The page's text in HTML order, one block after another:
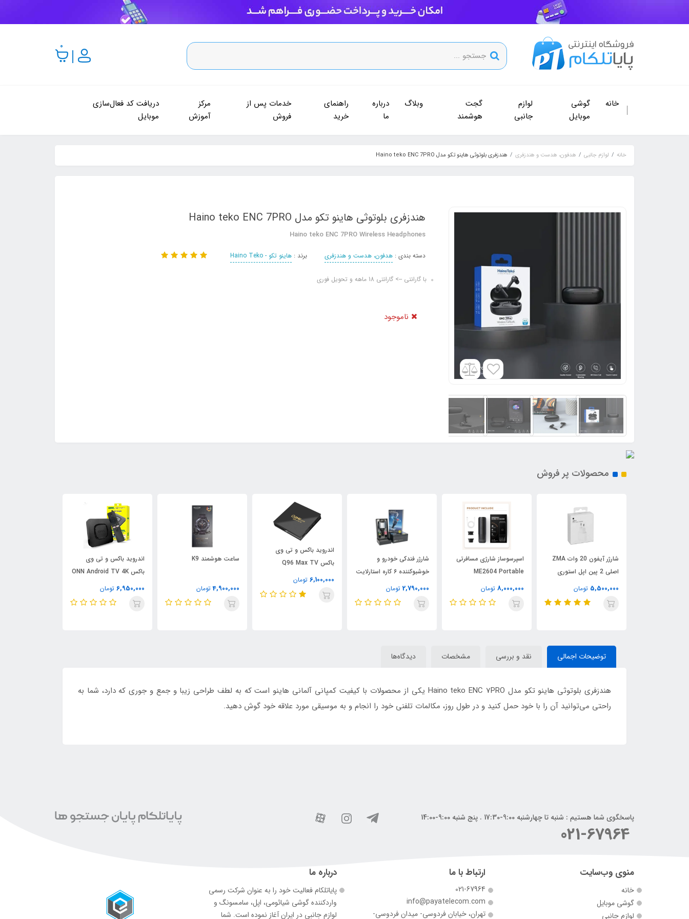
0
خانه
گوشی
موبایل
لوازم
جانبی
گجت
هوشمند
وبلاگ
درباره
ما
راهنمای
خرید
خدمات پس از
فروش
مرکز
آموزش
دریافت کد فعال‌سازی
موبایل
خانه لوازم جانبی هدفون، هدست و هندزفری هندزفری بلوتوثی هاینو تکو مدل Haino teko ENC 7PRO
هندزفری بلوتوثی هاینو تکو مدل Haino teko ENC 7PRO
Haino teko ENC 7PRO Wireless Headphones
دسته بندی : هدفون، هدست و هندزفری برند : هاینو تکو - Haino Teko
با گارانتی --> گارانتی 18 ماهه و تحویل فوری
ناموجود
محصولات پر فروش
شارژر آیفون 20 وات ZMA
اصلی 2 پین اپل استوری
5,500,000 تومان
اسپرسوساز شارژی مسافرتی
ME2604 Portable
Espresso Maker
8,000,000 تومان
شارژر فندکی خودرو و
خوشبوکننده ۶ کاره استارلایت
2,790,000 تومان
اندروید باکس و تی وی
باکس Q96 Max TV
6,100,000 تومان
ساعت هوشمند K9
4,900,000 تومان
اندروید باکس و تی وی
باکس ONN Android TV 4K
6,950,000 تومان
توضیحات اجمالی نقد و بررسی مشخصات دیدگاه‌ها
هندزفری بلوتوثی هاینو تکو مدل Haino teko ENC 7PRO یکی از محصولات با کیفیت کمپانی آلمانی هاینو است که به لطف طراحی زیبا و جمع و جوری که دارد، شما به
راحتی می‌توانید آن را با خود حمل کنید و در طول روز، مکالمات تلفنی خود را انجام و به موسیقی مورد علاقه خود گوش دهید.
پاسخگوی شما هستیم : شنبه تا چهارشنبه 9:00-17:30 . پنج شنبه 9:00-14:00
021-67964
منوی وب‌سایت
خانه
گوشی موبایل
لوازم جانبی
ارتباط با ما
021-67964
info@payatelecom.com
تهران، خیابان فردوسی- میدان فردوسی-
درباره ما
پایاتلکام فعالیت خود را به عنوان شرکت رسمی
وارد‌کننده گوشی شیائومی، اپل، سامسونگ و
لوازم جانبی در ایران آغاز نموده است. شما